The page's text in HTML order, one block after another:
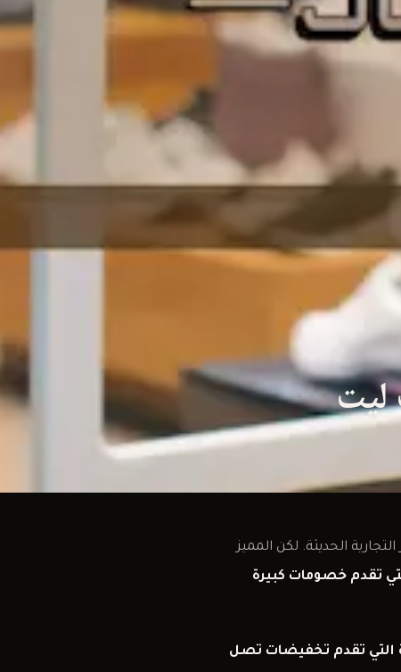
الحديثة. لكن المميز
تقدم خصومات كبيرة
التي تقدم تخفيضات تصل